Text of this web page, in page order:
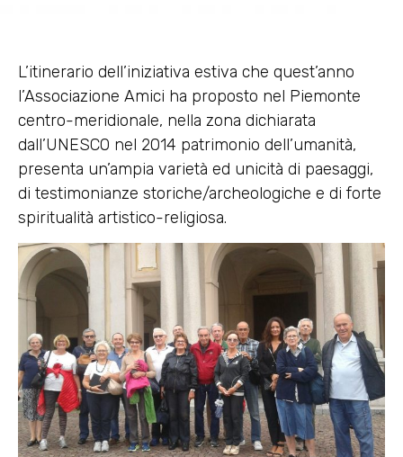
L’itinerario dell’iniziativa estiva che quest’anno
l’Associazione Amici ha proposto nel Piemonte
centro-meridionale, nella zona dichiarata
dall’UNESCO nel 2014 patrimonio dell’umanità,
presenta un’ampia varietà ed unicità di paesaggi,
di testimonianze stori­che/archeologiche e di forte
spiritualità artistico-religiosa.